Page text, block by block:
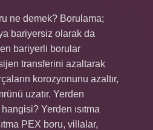
ne demek? Borulama;
bariyersiz olarak da
bariyerli borular
transferini azaltarak
korozyonunu azaltır,
uzatır. Yerden
Yerden ısıtma
PEX boru, villalar,